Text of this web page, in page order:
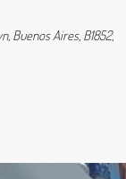
Buenos Aires, B1852,